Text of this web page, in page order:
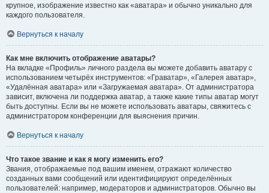
крупное, изображение известно как «аватара» и обычно уникально для
каждого пользователя.
Вернуться к началу
Как мне включить отображение аватары?
На вкладке «Профиль» личного раздела вы можете добавить аватару с
использованием четырёх инструментов: «Граватар», «Галерея аватар»,
«Удалённая аватара» или «Загружаемая аватара». От администратора
зависит, включена ли поддержка аватар, а также какие типы аватар могут
быть доступны. Если вы не можете использовать аватары, свяжитесь с
администратором конференции для выяснения причин.
Вернуться к началу
Что такое звание и как я могу изменить его?
Звания, отображаемые под вашим именем, отражают количество
созданных вами сообщений или идентифицируют определённых
пользователей: например, модераторов и администраторов. Обычно вы